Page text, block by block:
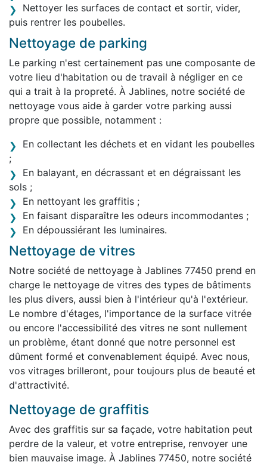
Nettoyer les surfaces de contact et sortir, vider,
puis rentrer les poubelles.
Nettoyage de parking
Le parking n'est certainement pas une composante de
votre lieu d'habitation ou de travail à négliger en ce
qui a trait à la propreté. À Jablines, notre société de
nettoyage vous aide à garder votre parking aussi
propre que possible, notamment :
En collectant les déchets et en vidant les poubelles
;
En balayant, en décrassant et en dégraissant les
sols ;
En nettoyant les graffitis ;
En faisant disparaître les odeurs incommodantes ;
En dépoussiérant les luminaires.
Nettoyage de vitres
Notre société de nettoyage à Jablines 77450 prend en
charge le nettoyage de vitres des types de bâtiments
les plus divers, aussi bien à l'intérieur qu'à l'extérieur.
Le nombre d'étages, l'importance de la surface vitrée
ou encore l'accessibilité des vitres ne sont nullement
un problème, étant donné que notre personnel est
dûment formé et convenablement équipé. Avec nous,
vos vitrages brilleront, pour toujours plus de beauté et
d'attractivité.
Nettoyage de graffitis
Avec des graffitis sur sa façade, votre habitation peut
perdre de la valeur, et votre entreprise, renvoyer une
bien mauvaise image. À Jablines 77450, notre société